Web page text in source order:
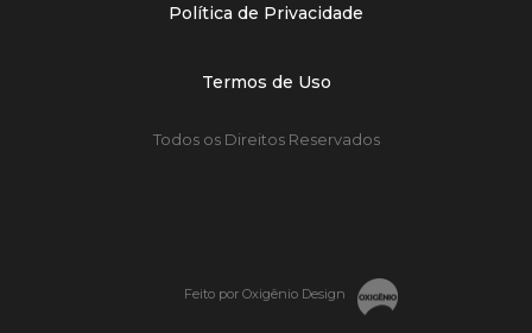
Política de Privacidade
Termos de Uso
Todos os Direitos Reservados
Feito por Oxigênio Design